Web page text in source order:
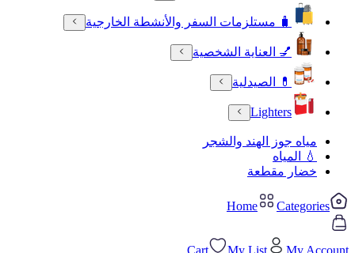
🧳 مستلزمات السفر والأنشطة الخارجية
💅 العناية الشخصية
💊 الصيدلية
Lighters
مياه جوز الهند والشجر
💧 المياه
خضار مقطعة
Home Categories